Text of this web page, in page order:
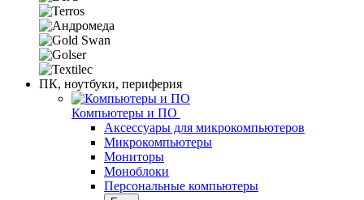
ПК, ноутбуки, периферия
Компьютеры и ПО
Аксессуары для микрокомпьютеров
Микрокомпьютеры
Мониторы
Моноблоки
Персональные компьютеры